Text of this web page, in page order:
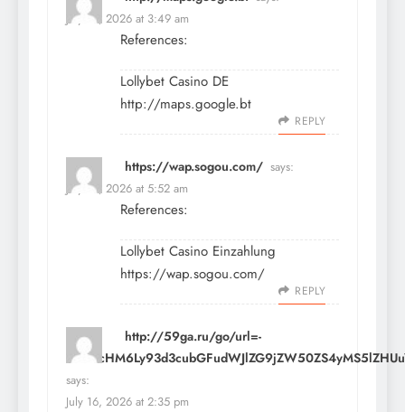
July 15, 2026 at 3:49 am
References:
Lollybet Casino DE
http://maps.google.bt
REPLY
https://wap.sogou.com/ says:
July 15, 2026 at 5:52 am
References:
Lollybet Casino Einzahlung
https://wap.sogou.com/
REPLY
http://59ga.ru/go/url=-
says:
July 16, 2026 at 2:35 pm